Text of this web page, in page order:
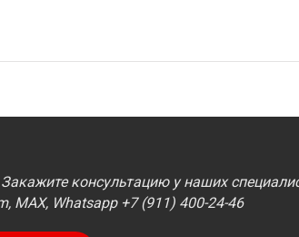
консультацию у наших
MAX, Whatsapp +7 (911) 400-24-46